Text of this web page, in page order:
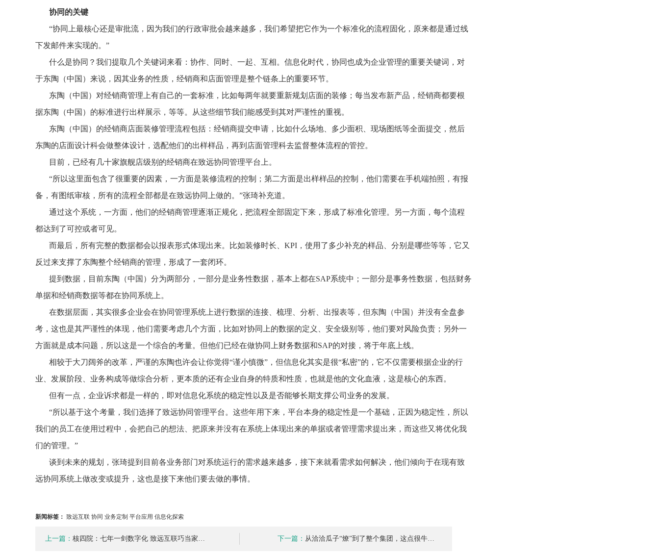
协同的关键
“协同上最核心还是审批流，因为我们的行政审批会越来越多，我们希望把它作为一个标准化的流程固化，原来都是通过线
下发邮件来实现的。”
什么是协同？我们提取几个关键词来看：协作、同时、一起、互相。信息化时代，协同也成为企业管理的重要关键词，对
于东陶（中国）来说，因其业务的性质，经销商和店面管理是整个链条上的重要环节。
东陶（中国）对经销商管理上有自己的一套标准，比如每两年就要重新规划店面的装修；每当发布新产品，经销商都要根
据东陶（中国）的标准进行出样展示，等等。从这些细节我们能感受到其对严谨性的重视。
东陶（中国）的经销商店面装修管理流程包括：经销商提交申请，比如什么场地、多少面积、现场图纸等全面提交，然后
东陶的店面设计科会做整体设计，选配他们的出样样品，再到店面管理科去监督整体流程的管控。
目前，已经有几十家旗舰店级别的经销商在致远协同管理平台上。
“所以这里面包含了很重要的因素，一方面是装修流程的控制；第二方面是出样样品的控制，他们需要在手机端拍照，有报
备，有图纸审核，所有的流程全部都是在致远协同上做的。”张琦补充道。
通过这个系统，一方面，他们的经销商管理逐渐正规化，把流程全部固定下来，形成了标准化管理。另一方面，每个流程
都达到了可控或者可见。
而最后，所有完整的数据都会以报表形式体现出来。比如装修时长、KPI，使用了多少补充的样品、分别是哪些等等，它又
反过来支撑了东陶整个经销商的管理，形成了一套闭环。
提到数据，目前东陶（中国）分为两部分，一部分是业务性数据，基本上都在SAP系统中；一部分是事务性数据，包括财务
单据和经销商数据等都在协同系统上。
在数据层面，其实很多企业会在协同管理系统上进行数据的连接、梳理、分析、出报表等，但东陶（中国）并没有全盘参
考，这也是其严谨性的体现，他们需要考虑几个方面，比如对协同上的数据的定义、安全级别等，他们要对风险负责；另外一
方面就是成本问题，所以这是一个综合的考量。但他们已经在做协同上财务数据和SAP的对接，将于年底上线。
相较于大刀阔斧的改革，严谨的东陶也许会让你觉得“谨小慎微”，但信息化其实是很“私密”的，它不仅需要根据企业的行
业、发展阶段、业务构成等做综合分析，更本质的还有企业自身的特质和性质，也就是他的文化血液，这是核心的东西。
但有一点，企业诉求都是一样的，即对信息化系统的稳定性以及是否能够长期支撑公司业务的发展。
“所以基于这个考量，我们选择了致远协同管理平台。这些年用下来，平台本身的稳定性是一个基础，正因为稳定性，所以
我们的员工在使用过程中，会把自己的想法、把原来并没有在系统上体现出来的单据或者管理需求提出来，而这些又将优化我
们的管理。”
谈到未来的规划，张琦提到目前各业务部门对系统运行的需求越来越多，接下来就看需求如何解决，他们倾向于在现有致
远协同系统上做改变或提升，这也是接下来他们要去做的事情。
新闻标签： 致远互联 协同 业务定制 平台应用 信息化探索
上一篇： 核四院：七年一剑数字化 致远互联巧当家… 下一篇： 从洽洽瓜子“燎”到了整个集团，这点很牛…